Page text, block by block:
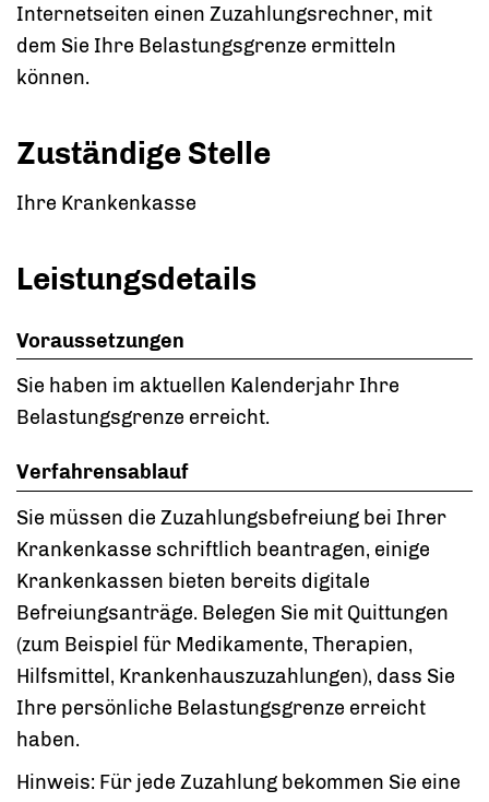
Internetseiten einen Zuzahlungsrechner, mit
dem Sie Ihre Belastungsgrenze ermitteln
können.
Zuständige Stelle
Ihre Krankenkasse
Leistungsdetails
Voraussetzungen
Sie haben im aktuellen Kalenderjahr Ihre
Belastungsgrenze erreicht.
Verfahrensablauf
Sie müssen die Zuzahlungsbefreiung bei Ihrer
Krankenkasse schriftlich beantragen, einige
Krankenkassen bieten bereits digitale
Befreiungsanträge. Belegen Sie mit Quittungen
(zum Beispiel für Medikamente, Therapien,
Hilfsmittel, Krankenhauszuzahlungen), dass Sie
Ihre persönliche Belastungsgrenze erreicht
haben.
Hinweis: Für jede Zuzahlung bekommen Sie eine